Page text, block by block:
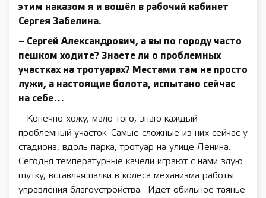
этим наказом я и вошёл в рабочий кабинет
Сергея Забелина.
– Сергей Александрович, а вы по городу часто
пешком ходите? Знаете ли о проблемных
участках на тротуарах? Местами там не просто
лужи, а настоящие болота, испытано сейчас
на себе…
– Конечно хожу, мало того, знаю каждый
проблемный участок. Самые сложные из них сейчас у
стадиона, вдоль парка, тротуар на улице Ленина.
Сего­дня температурные качели играют с нами злую
шутку, вставляя палки в колёса механизма работы
управления благоустройства. Идёт обильное таянье